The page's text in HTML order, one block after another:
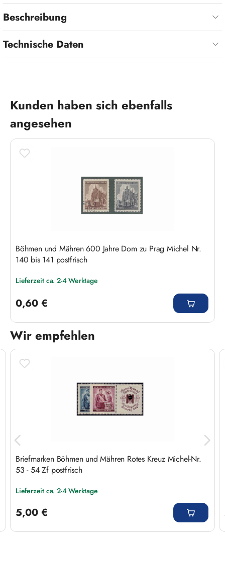
Beschreibung
Technische Daten
Produktgalerie überspringen
Kunden haben sich ebenfalls
angesehen
Böhmen und Mähren 600 Jahre Dom zu Prag Michel Nr.
140 bis 141 postfrisch
Lieferzeit ca. 2-4 Werktage
0,60 €
Wir empfehlen
Produktgalerie überspringen
Briefmarken Böhmen und Mähren Rotes Kreuz Michel-Nr.
53 - 54 Zf postfrisch
Lieferzeit ca. 2-4 Werktage
5,00 €